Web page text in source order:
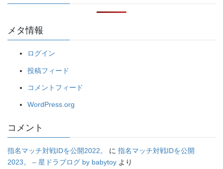
メタ情報
ログイン
投稿フィード
コメントフィード
WordPress.org
コメント
指名マッチ対戦IDを公開2022。 に 指名マッチ対戦IDを公開
2023。 – 星ドラブログ by babytoy より